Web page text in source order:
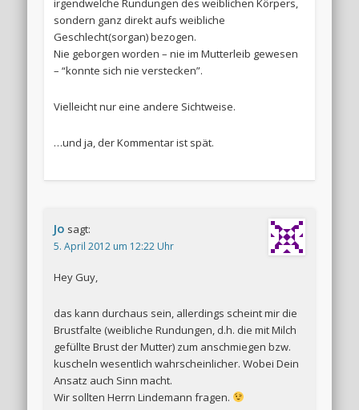
irgendwelche Rundungen des weiblichen Körpers,
sondern ganz direkt aufs weibliche
Geschlecht(sorgan) bezogen.
Nie geborgen worden – nie im Mutterleib gewesen
– “konnte sich nie verstecken”.
Vielleicht nur eine andere Sichtweise.
…und ja, der Kommentar ist spät.
Jo sagt:
5. April 2012 um 12:22 Uhr
Hey Guy,
das kann durchaus sein, allerdings scheint mir die
Brustfalte (weibliche Rundungen, d.h. die mit Milch
gefüllte Brust der Mutter) zum anschmiegen bzw.
kuscheln wesentlich wahrscheinlicher. Wobei Dein
Ansatz auch Sinn macht.
Wir sollten Herrn Lindemann fragen.